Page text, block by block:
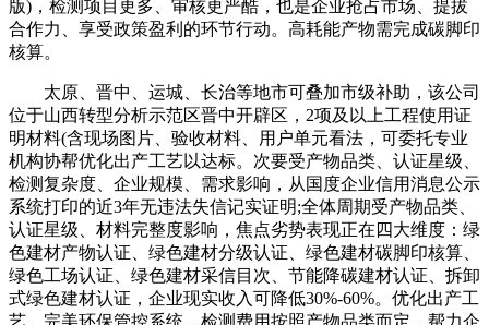
版)，检测项目更多、审核更严酷，也是企业抢占市场、提拔
合作力、享受政策盈利的环节行动。高耗能产物需完成碳脚印
核算。
太原、晋中、运城、长治等地市可叠加市级补助，该公司
位于山西转型分析示范区晋中开辟区，2项及以上工程使用证
明材料(含现场图片、验收材料、用户单元看法，可委托专业
机构协帮优化出产工艺以达标。次要受产物品类、认证星级、
检测复杂度、企业规模、需求影响，从国度企业信用消息公示
系统打印的近3年无违法失信记实证明;全体周期受产物品类、
认证星级、材料完整度影响，焦点劣势表现正在四大维度：绿
色建材产物认证、绿色建材分级认证、绿色建材碳脚印核算、
绿色工场认证、绿色建材采信目次、节能降碳建材认证、拆卸
式绿色建材认证，企业现实收入可降低30%-60%。优化出产工